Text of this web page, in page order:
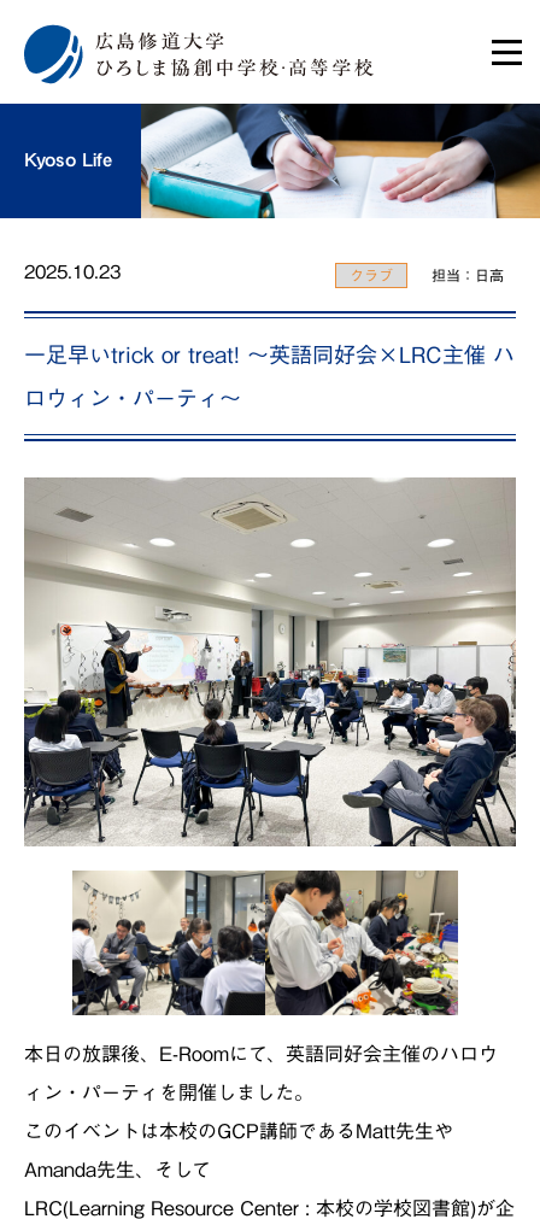
Kyoso Life
2025.10.23 クラブ 担当：日高
一足早いtrick or treat! ～英語同好会×LRC主催 ハ
ロウィン・パーティ～
本日の放課後、E-Roomにて、英語同好会主催のハロウ
ィン・パーティを開催しました。
このイベントは本校のGCP講師であるMatt先生や
Amanda先生、そして
LRC(Learning Resource Center : 本校の学校図書館)が企